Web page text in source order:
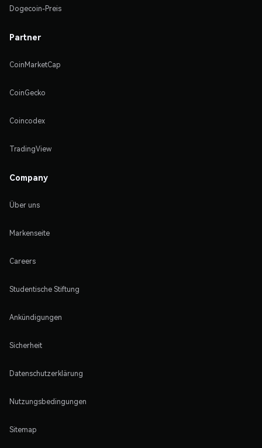
Dogecoin-Preis
Partner
CoinMarketCap
CoinGecko
Coincodex
TradingView
Company
Über uns
Markenseite
Careers
Studentische Stiftung
Ankündigungen
Sicherheit
Datenschutzerklärung
Nutzungsbedingungen
Sitemap